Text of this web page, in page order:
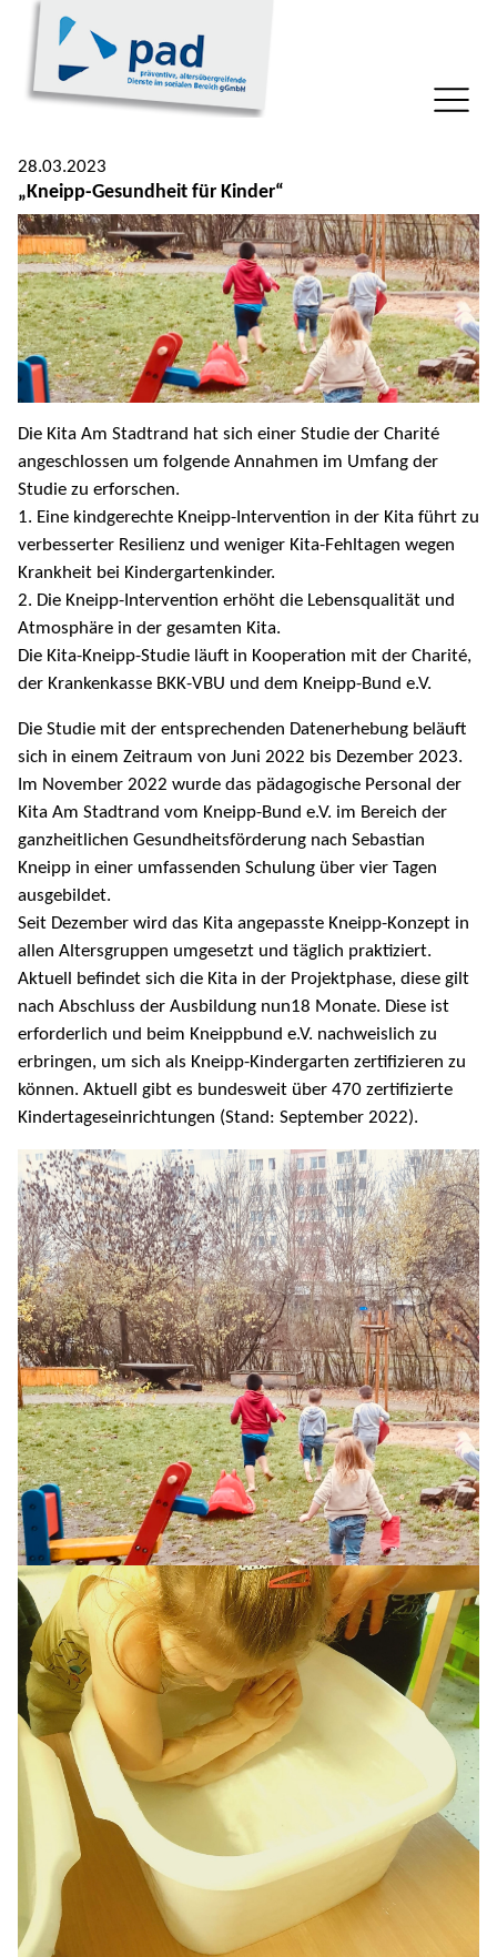
28.03.2023
„Kneipp-Gesundheit für Kinder“
Die Kita Am Stadtrand hat sich einer Studie der Charité
angeschlossen um folgende Annahmen im Umfang der
Studie zu erforschen.
1. Eine kindgerechte Kneipp-Intervention in der Kita führt zu
verbesserter Resilienz und weniger Kita-Fehltagen wegen
Krankheit bei Kindergartenkinder.
2. Die Kneipp-Intervention erhöht die Lebensqualität und
Atmosphäre in der gesamten Kita.
Die Kita-Kneipp-Studie läuft in Kooperation mit der Charité,
der Krankenkasse BKK-VBU und dem Kneipp-Bund e.V.
Die Studie mit der entsprechenden Datenerhebung beläuft
sich in einem Zeitraum von Juni 2022 bis Dezember 2023.
Im November 2022 wurde das pädagogische Personal der
Kita Am Stadtrand vom Kneipp-Bund e.V. im Bereich der
ganzheitlichen Gesundheitsförderung nach Sebastian
Kneipp in einer umfassenden Schulung über vier Tagen
ausgebildet.
Seit Dezember wird das Kita angepasste Kneipp-Konzept in
allen Altersgruppen umgesetzt und täglich praktiziert.
Aktuell befindet sich die Kita in der Projektphase, diese gilt
nach Abschluss der Ausbildung nun18 Monate. Diese ist
erforderlich und beim Kneippbund e.V. nachweislich zu
erbringen, um sich als Kneipp-Kindergarten zertifizieren zu
können. Aktuell gibt es bundesweit über 470 zertifizierte
Kindertageseinrichtungen (Stand: September 2022).